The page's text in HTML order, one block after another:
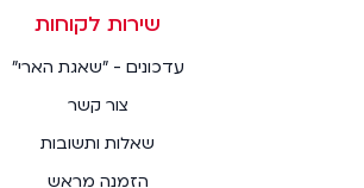
שירות לקוחות
עדכונים - "שאגת הארי"
צור קשר
שאלות ותשובות
הזמנה מראש